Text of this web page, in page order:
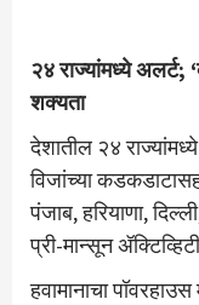
२४ राज्यांमध्ये अलर्ट;
शक्यता
देशातील २४
विजांच्या
पंजाब, हरियाणा,
प्री-मान्सून
हवामानाचा